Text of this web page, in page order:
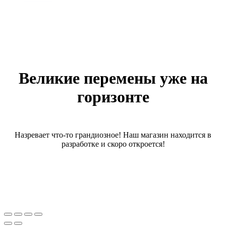
Великие перемены уже на
горизонте
Назревает что-то грандиозное! Наш магазин находится в
разработке и скоро откроется!